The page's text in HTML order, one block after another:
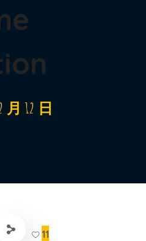
月 12 日
11